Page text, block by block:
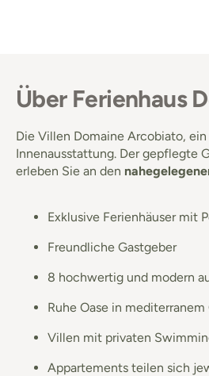
Über Ferienhaus
Die Villen Domaine Arcobiato, ein
Innenausstattung. Der gepflegte
erleben Sie an den
Exklusive Ferienhäuser mit
Freundliche Gastgeber
8 hochwertig und modern
Ruhe Oase in mediterranem
Villen mit privaten
Appartements teilen sich